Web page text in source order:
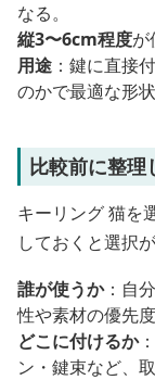
なる。
縦3〜6cm程度が
用途 ：鍵に直接
のかで最適な形
比較前に整理
キーリング 猫を
しておくと選択
誰が使うか：自
性や素材の優先
どこに付けるか
ン・鍵束など、